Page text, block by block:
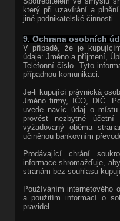
který při uzavírání a
jiné podnikatelské činnosti.
9. Ochrana osobních
V případě, že je
údaje: Jméno a příjmení,
Telefonní číslo. Tyto
případnou komunikaci.
Je-li kupující právnická
Jméno firmy, IČO, DIČ.
uvede navíc údaj o
provést nezbytné
vyžadovaný oběma
učiněnou bankovním
Prodávající chrání
informace shromažďuje,
stranám bez souhlasu
Používáním internetového
a použitím informací o
pravidel.